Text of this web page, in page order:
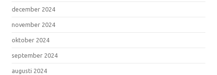
december 2024
november 2024
oktober 2024
september 2024
augusti 2024